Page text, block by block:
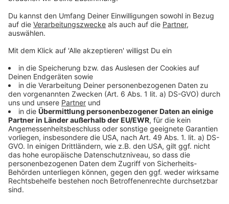
Teilnehmers auf einen Gewinn.
8.) Das Gewinnspiel findet vom Zeitpunkt der
Posting-Veröffentlichung bis Montag, 2. Dezember
2019, um 13:00 Uhr MEZ, laut Studiouhr, statt. Die
Gewinnerbekanntgabe erfolgt via Facebook.
9.) Der Rechtsweg ist ausgeschlossen. Keine
Barablöse möglich.
Klarstellung:
Es werden an jeden Gewinner je zwei
Eintrittskarten für das Lemo-Konzert im
Veranstaltungszentrum Manglburg am 3.
Dezember 2019,